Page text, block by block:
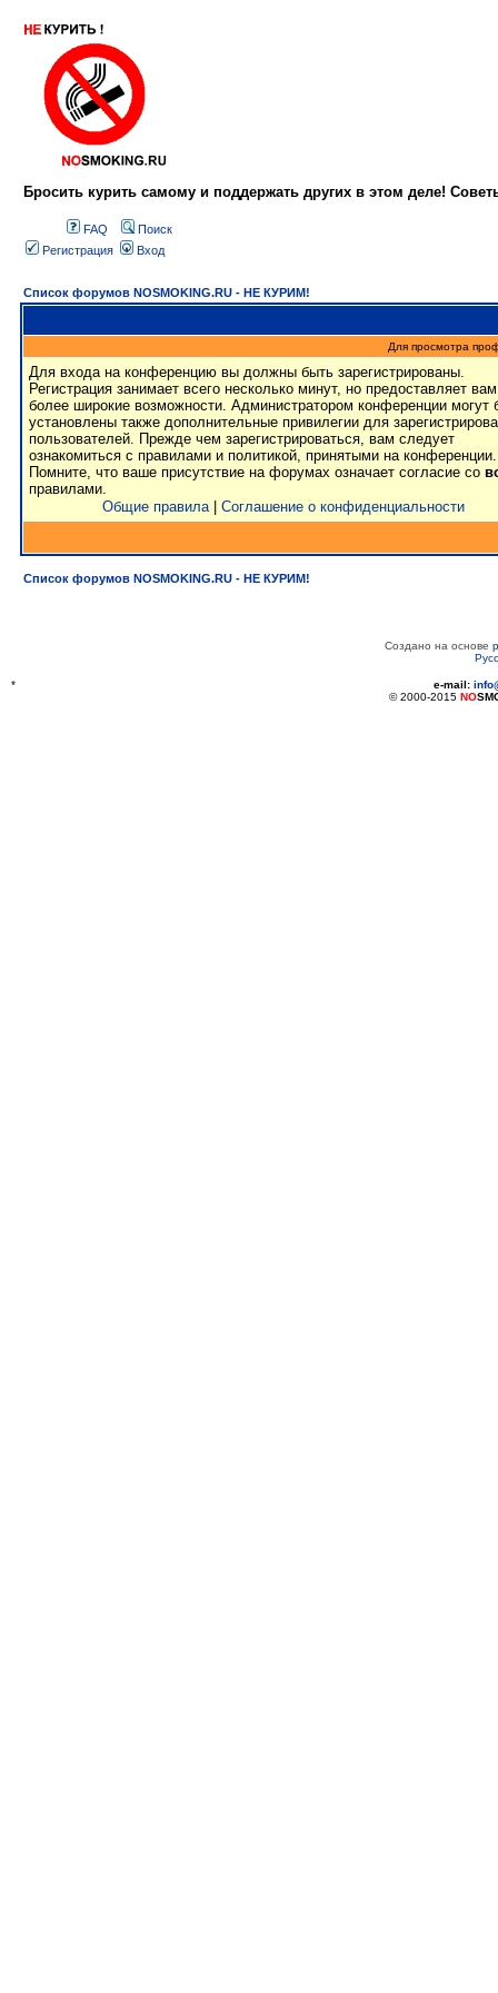
Бросить курить самому и поддержать других в этом деле!
FAQ
Поиск
Регистрация
Вход
Список форумов NOSMOKING.RU - НЕ КУРИМ!
Для просмотра
Для входа на конференцию вы должны быть зарегистрированы.
Регистрация занимает всего несколько минут, но предоставляет вам
более широкие возможности. Администратором конференции могут
установлены также дополнительные привилегии для
пользователей. Прежде чем зарегистрироваться, вам следует
ознакомиться с правилами и политикой, принятыми на конференции.
Помните, что ваше присутствие на форумах означает согласие со
правилами.
Общие правила| Соглашение о конфиденциальности
Список форумов NOSMOKING.RU - НЕ КУРИМ!
Создано на основе
* e-mail:
© 2000-2015 NO